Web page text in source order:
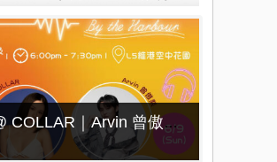
Winka @ COLLAR｜Arvin 曾傲棐｜Dark 黃明德｜表妹 Ｍona 8月29日起登陸L5維港空中花園 | wwwtc mall 首度呈獻「Music Wave By The Harbo